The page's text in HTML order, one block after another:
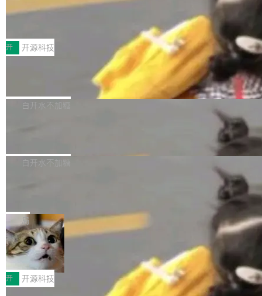
-2024 和 C23 编程接口标准的兼容性。 compat
_linux(8) 增强了对 Linux 系统调用的支持，包
括 epoll（围绕 kqueue 实现）、POSIX 消息队
列、...
发者及生态伙伴，系统呈现了平台在游戏领域的
完整能力版图——从IAP高价值用户的全周期经
营、到IAA游戏的“买变一体”正循环、再到联运与
广告协同的全链路经营闭环，以及面向全球市场
的出海增长布局。 华为终端云业务商业化销售负
责人在开场致辞中表示，游戏开发者的核心诉求
已不再是“多一个投放渠道”，而是一套能够持续
高质量游戏...
技嘉X3D系列再添新成员 B850 AORU
面向AMD Ryzen X3D处理器玩家，技嘉X3D系
列主板阵容迎来新成员——B850 AORUS ELITE
X3D。作为面向主流高性能平台打造的全新主板
产品，B850 AORUS ELITE X3D延续技嘉在X3
D平台优化上的技术积累，旨在为游戏玩家带来
更稳定、更高效的装机选择。 B850 AORUS ELI
式2.0，可根据不同使用场景释放处理器潜力，
开 开源科技
Zadig v5.0 发布：AI 发布专员与 AI 审
我们团队这几天最大的卡点不是 AI 写得不够
好，是 AI 写得太好了。 好到审查排期从两天的
过 1528 名开发者，85% 说 AI 把瓶颈从写代码
白开水不加糖
数据库，有一个图形后端。作为一个原生的 Gra
布，具体更新内容包括： feat(zero)：Zero 现
支持 --security superflag（token=...;whitelist
=...），与 Alpha 版本的格式一致，并据此对其
管理 HTTP 端点进行授权。 <blockquote> <p>
<span><strong>警告：</strong>&nbsp;Zero
的 admin ...
白开水不加糖
块钱的玩意儿——一根小竹签，一个竹筒，一头
系着涂了松香的线。甩起来，竹膜震动，发出“哇
——哇”的蝉鸣声。实物越来越难找了，有开发者
把它做成了 Web 玩具，放在 zhuzhiliao.imsai.c
c 上，并在 GitHub 开源。 玩法很简单：按住屏
幕画圈，或者直接甩手机。页面会实时显示转速
局
30倍效率升级：解锁医学影像数据要素
价值化的真实路径
完成一例腹部CT影像标注，张医生过去需要约1
20个小时。他必须在数百张连续影像上，一笔一
笔勾画边界，一层一层识别肌肉组织。如今，使
开 开源科技